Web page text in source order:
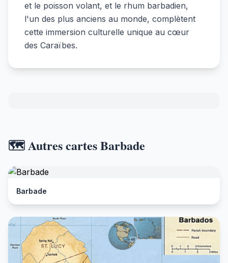
et le poisson volant, et le rhum barbadien,
l'un des plus anciens au monde, complètent
cette immersion culturelle unique au cœur
des Caraïbes.
🗺️ Autres cartes Barbade
Barbade